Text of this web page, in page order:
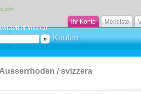
Ihr Konto Merkliste
Mieten Kaufen
Inserat
/ svizzera